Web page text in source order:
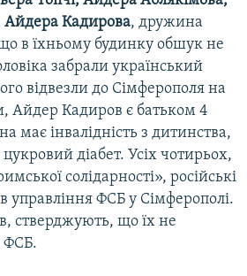
Айдера Кадирова, дружина
в їхньому будинку обшук не
забрали український
відвезли до Сімферополя на
Айдер Кадиров є батьком 4
має інвалідність з дитинства,
діабет. Усіх чотирьох,
солідарності», російські
управління ФСБ у Сімферополі.
стверджують, що їх не
ФСБ.